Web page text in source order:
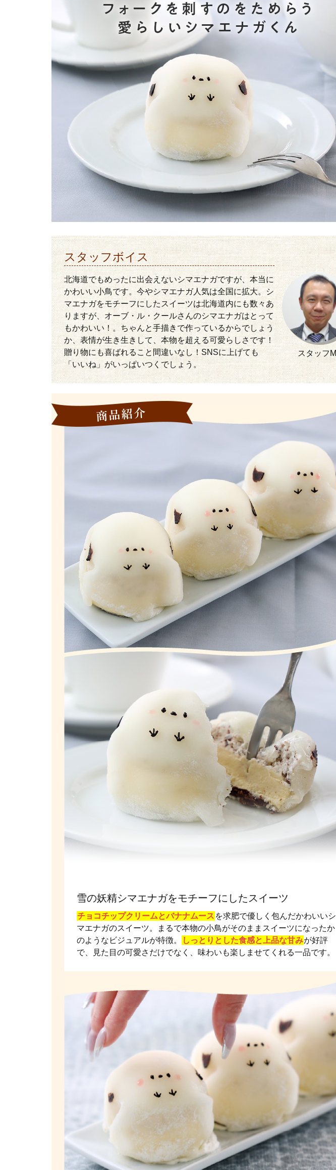
スタッフボイス
北海道でもめったに出会えないシマエナガですが、本当に
かわいい小鳥です。今やシマエナガ人気は全国に拡大。シ
マエナガをモチーフにしたスイーツは北海道内にも数々あ
りますが、オーブ・ル・クールさんのシマエナガはとって
もかわいい！。ちゃんと手描きで作っているからでしょう
か、表情が生き生きして、本物を超える可愛らしさです！
贈り物にも喜ばれること間違いなし！SNSに上げても
「いいね」がいっぱいつくでしょう。
スタッフM
雪の妖精シマエナガをモチーフにしたスイーツ
チョコチップクリームとバナナムース を求肥で優しく包んだかわいいシ
マエナガのスイーツ。まるで本物の小鳥がそのままスイーツになったか
のようなビジュアルが特徴。
しっとりとした食感と上品な甘みが好評
で、見た目の可愛さだけでなく、味わいも楽しませてくれる一品です。